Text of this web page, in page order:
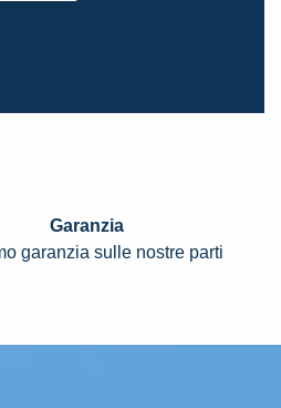
Garanzia
garanzia sulle nostre parti